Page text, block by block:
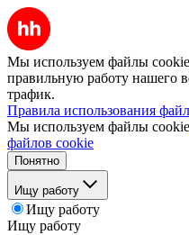
Мы используем файлы
правильную работу нашего
трафик.
Правила использования
Мы используем файлы
файлов cookie
Понятно
Ищу работу
Ищу работу
Ищу работу